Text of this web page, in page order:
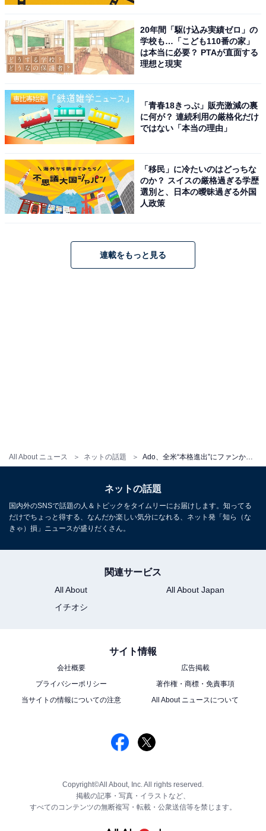
All About ニュース ネットの話題
20年間「駆け込み実績ゼロ」の
学校も…「こども110番の家」
は本当に必要？ PTAが直面する
理想と現実
「青春18きっぷ」販売激減の裏
に何が？ 連続利用の厳格化だけ
ではない「本当の理由」
「移民」に冷たいのはどっちな
のか？ スイスの厳格過ぎる学歴
選別と、日本の曖昧過ぎる外国
人政策
連載をもっと見る
ネットの話題
国内外のSNSで話題の人＆トピックをタイムリーにお届けします。知ってる
だけでちょっと得する、なんだか楽しい気分になれる、ネット発「知ら（な
きゃ）損」ニュースが盛りだくさん。
関連サービス
All About
All About Japan
イチオシ
サイト情報
会社概要
広告掲載
プライバシーポリシー
著作権・商標・免責事項
当サイトの情報についての注意
All About ニュースについて
Copyright©All About, Inc. All rights reserved.
掲載の記事・写真・イラストなど、
すべてのコンテンツの無断複写・転載・公衆送信等を禁じます。